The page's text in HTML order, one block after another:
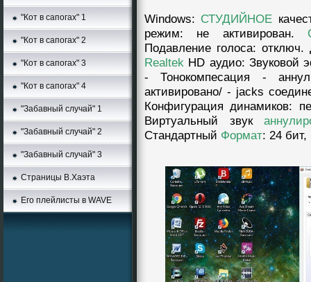
"Кот в сапогах" 1
"Кот в сапогах" 2
"Кот в сапогах" 3
"Кот в сапогах" 4
"Забавный случай" 1
"Забавный случай" 2
"Забавный случай" 3
Страницы В.Хаэта
Его плейлисты в WAVE
Windows: СТУДИЙНОЕ
режим: нe aктивирован.
Подавление голоса:
Realtek HD аудио: Звуковой
- Тонокомпесация -
активировано/ - jacks
Конфигурация динамиков:
Виртуальный звук
Стандартный Формат: 24 бит,